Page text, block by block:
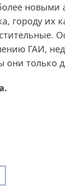
новыми
городу их
ГАИ,
они только